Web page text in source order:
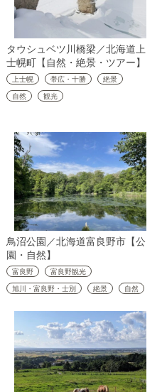
タウシュベツ川橋梁／北海道上
士幌町【自然・絶景・ツアー】
上士幌 帯広・十勝
絶景
自然
観光
鳥沼公園／北海道富良野市【公
園・自然】
富良野
富良野観光
旭川・富良野・士別
絶景 自然